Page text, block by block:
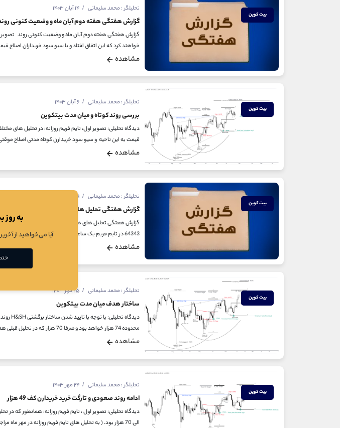
بیت کوین
تحلیلگر : محمد سلیمانی ۱۴ آبان ۱۴۰۳
گزارش هفتگی هفته دوم آبان ماه و وضعیت کنونی
خواهند کرد که این اتفاق افتاد و با سیو سود خریداران اصلاح
مشاهده
بیت کوین
تحلیلگر : محمد سلیمانی ۶ آبان ۱۴۰۳
بررسی روند کوتاه و میان مدت بیتکوین
قیمت به این ناحیه و سیو سود خریدارن کوتاه مدتی اصلاح
مشاهده
بیت کوین
تحلیلگر : محمد سلیمانی ۲۹ مهر ۱۴۰۳
گزارش هفتگی تحلیل های هفته چهارم مهر ماه
64343 در تایم فریم یک ساعته به هدف 68 الی 70 هزار خرید خواهند کرد که این اتفاق رخ داد و تا 69 هزار بیت کوین رشد...
مشاهده
بیت کوین
تحلیلگر : محمد سلیمانی ۲۵ مهر ۱۴۰۳
ساختار هدف میان مدت بیتکوین
محدوده 74 هزار خواهد بود و صرفا 70 هزار که در تحلیل قبلی هدف کوتاه مدت صعودی بیتکوین اشاره شده بود بنظر صرفا یک مقاومت مینوری...
مشاهده
بیت کوین
تحلیلگر : محمد سلیمانی ۲۴ مهر ۱۴۰۳
ادامه روند صعودی و تارگت خرید خریدارن کف 49 هزار
الی 70 هزار بود. ( به تحلیل های تایم فریم روزانه در مهر ماه مراجعه شود) با توجه به دلایل مختلف در تصویر اول...
به روز
آیا می‌خواهید از